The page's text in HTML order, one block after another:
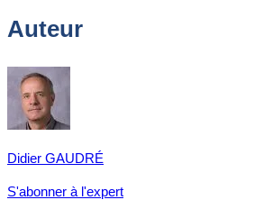
Auteur
Didier GAUDRÉ
S'abonner à l'expert